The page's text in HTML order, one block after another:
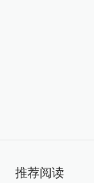
推荐阅读